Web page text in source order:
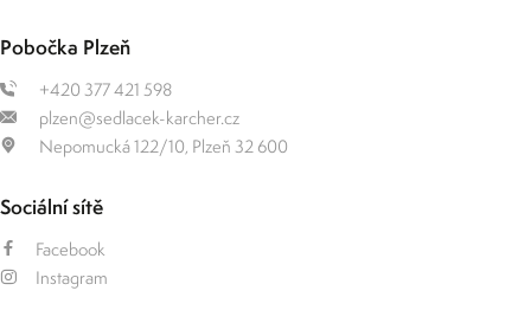
Pobočka Plzeň
+420 377 421 598
plzen@sedlacek-karcher.cz
Nepomucká 122/10, Plzeň 32 600
Sociální sítě
Facebook
Instagram